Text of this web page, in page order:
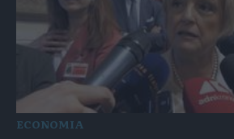
ECONOMIA